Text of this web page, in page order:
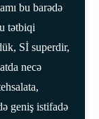
bu barədə
tətbiqi
Sİ superdir,
necə
geniş istifadə